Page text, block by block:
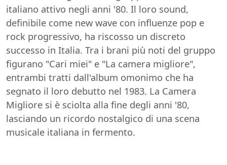
italiano attivo negli anni '80. Il loro sound,
definibile come new wave con influenze pop e
rock progressivo, ha riscosso un discreto
successo in Italia. Tra i brani più noti del gruppo
figurano "Cari miei" e "La camera migliore",
entrambi tratti dall'album omonimo che ha
segnato il loro debutto nel 1983. La Camera
Migliore si è sciolta alla fine degli anni '80,
lasciando un ricordo nostalgico di una scena
musicale italiana in fermento.